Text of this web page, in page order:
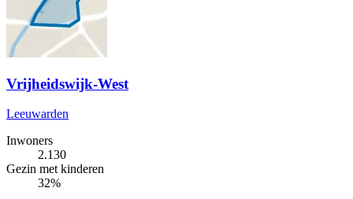
Vrijheidswijk-West
Leeuwarden
Inwoners
2.130
Gezin met kinderen
32%